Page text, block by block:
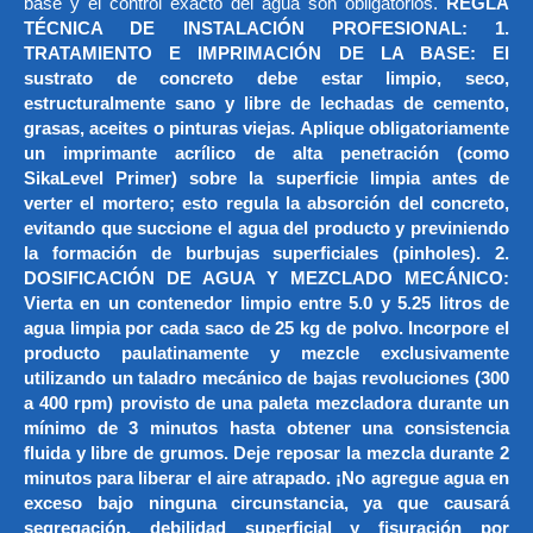
base y el control exacto del agua son obligatorios.
REGLA
TÉCNICA DE INSTALACIÓN PROFESIONAL: 1.
TRATAMIENTO E IMPRIMACIÓN DE LA BASE: El
sustrato de concreto debe estar limpio, seco,
estructuralmente sano y libre de lechadas de cemento,
grasas, aceites o pinturas viejas. Aplique obligatoriamente
un imprimante acrílico de alta penetración (como
SikaLevel Primer) sobre la superficie limpia antes de
verter el mortero; esto regula la absorción del concreto,
evitando que succione el agua del producto y previniendo
la formación de burbujas superficiales (pinholes). 2.
DOSIFICACIÓN DE AGUA Y MEZCLADO MECÁNICO:
Vierta en un contenedor limpio entre 5.0 y 5.25 litros de
agua limpia por cada saco de 25 kg de polvo. Incorpore el
producto paulatinamente y mezcle exclusivamente
utilizando un taladro mecánico de bajas revoluciones (300
a 400 rpm) provisto de una paleta mezcladora durante un
mínimo de 3 minutos hasta obtener una consistencia
fluida y libre de grumos. Deje reposar la mezcla durante 2
minutos para liberar el aire atrapado. ¡No agregue agua en
exceso bajo ninguna circunstancia, ya que causará
segregación, debilidad superficial y fisuración por